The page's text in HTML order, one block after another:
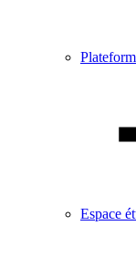
Espace